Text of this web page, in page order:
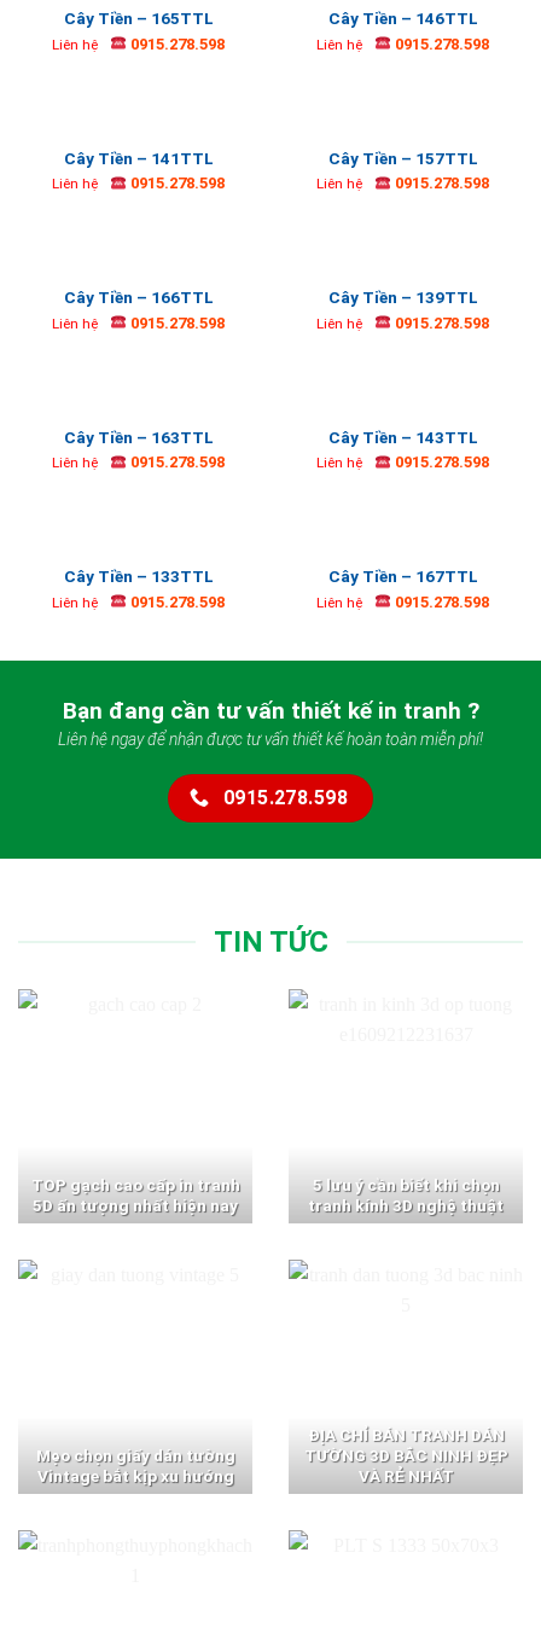
Cây Tiền – 165TTL
Liên hệ 0915.278.598
Cây Tiền – 146TTL
Liên hệ 0915.278.598
Cây Tiền – 141TTL
Liên hệ 0915.278.598
Cây Tiền – 157TTL
Liên hệ 0915.278.598
Cây Tiền – 166TTL
Liên hệ 0915.278.598
Cây Tiền – 139TTL
Liên hệ 0915.278.598
Cây Tiền – 163TTL
Liên hệ 0915.278.598
Cây Tiền – 143TTL
Liên hệ 0915.278.598
Cây Tiền – 133TTL
Liên hệ 0915.278.598
Cây Tiền – 167TTL
Liên hệ 0915.278.598
Bạn đang cần tư vấn thiết kế in tranh ?
Liên hệ ngay để nhận được tư vấn thiết kế hoàn toàn miễn phí!
0915.278.598
TIN TỨC
TOP gạch cao cấp in tranh
5D ấn tượng nhất hiện nay
5 lưu ý cần biết khi chọn
tranh kính 3D nghệ thuật
Mẹo chọn giấy dán tường
Vintage bắt kịp xu hướng
ĐỊA CHỈ BÁN TRANH DÁN
TƯỜNG 3D BẮC NINH ĐẸP
VÀ RẺ NHẤT